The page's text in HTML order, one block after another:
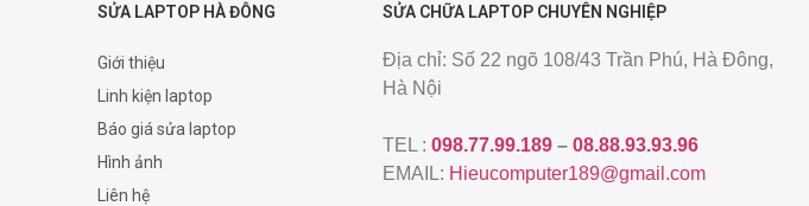
SỬA LAPTOP HÀ ĐÔNG
Giới thiệu
Linh kiện laptop
Báo giá sửa laptop
Hình ảnh
Liên hệ
SỬA CHỮA LAPTOP CHUYÊN NGHIỆP
Địa chỉ: Số 22 ngõ 108/43 Trần Phú, Hà Đông,
Hà Nội
TEL : 098.77.99.189 – 08.88.93.93.96
EMAIL: Hieucomputer189@gmail.com